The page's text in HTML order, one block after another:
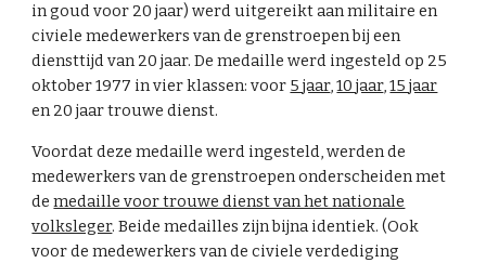
in goud voor 20 jaar) werd uitgereikt aan militaire en
civiele medewerkers van de grenstroepen bij een
diensttijd van 20 jaar. De medaille werd ingesteld op 25
oktober 1977 in vier klassen: voor 5 jaar,10 jaar,15 jaar
en 20 jaar trouwe dienst.
Voordat deze medaille werd ingesteld, werden de
medewerkers van de grenstroepen onderscheiden met
demedaille voor trouwe dienst van het nationale
volksleger. Beide medailles zijn bijna identiek. (Ook
voor de medewerkers van de civiele verdediging